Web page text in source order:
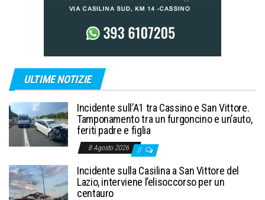
ULTIME NOTIZIE
Incidente sull’A1 tra Cassino e San Vittore.
Tamponamento tra un furgoncino e un’auto,
feriti padre e figlia
8 Agosto 2026 0
Incidente sulla Casilina a San Vittore del
Lazio, interviene l’elisoccorso per un
centauro